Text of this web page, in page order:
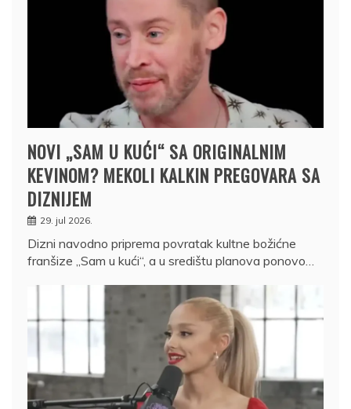
NOVI „SAM U KUĆI“ SA ORIGINALNIM
KEVINOM? MEKOLI KALKIN PREGOVARA SA
DIZNIJEM
29. jul 2026.
Dizni navodno priprema povratak kultne božićne
franšize „Sam u kući“, a u središtu planova ponovo…